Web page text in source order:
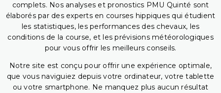
complets. Nos analyses et pronostics PMU Quinté sont
élaborés par des experts en courses hippiques qui étudient
les statistiques, les performances des chevaux, les
conditions de la course, et les prévisions météorologiques
pour vous offrir les meilleurs conseils.
Notre site est conçu pour offrir une expérience optimale,
que vous naviguiez depuis votre ordinateur, votre tablette
ou votre smartphone. Ne manquez plus aucun résultat